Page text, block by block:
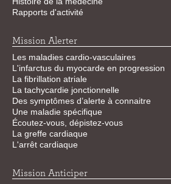
Rapports d'activité
Mission Alerter
Les maladies cardio-vasculaires
L'infarctus du myocarde en progression
La fibrillation atriale
La tachycardie jonctionnelle
Des symptômes d’alerte à connaitre
Une maladie spécifique
Écoutez-vous, dépistez-vous
La greffe cardiaque
L'arrêt cardiaque
Mission Anticiper